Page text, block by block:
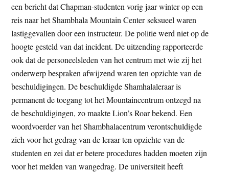
een bericht dat Chapman-studenten vorig jaar winter op een
reis naar het Shambhala Mountain Center seksueel waren
lastiggevallen door een instructeur. De politie werd niet op de
hoogte gesteld van dat incident. De uitzending rapporteerde
ook dat de personeelsleden van het centrum met wie zij het
onderwerp bespraken afwijzend waren ten opzichte van de
beschuldigingen. De beschuldigde Shamhalaleraar is
permanent de toegang tot het Mountaincentrum ontzegd na
de beschuldigingen, zo maakte Lion’s Roar bekend. Een
woordvoerder van het Shambhalacentrum verontschuldigde
zich voor het gedrag van de leraar ten opzichte van de
studenten en zei dat er betere procedures hadden moeten zijn
voor het melden van wangedrag. De universiteit heeft